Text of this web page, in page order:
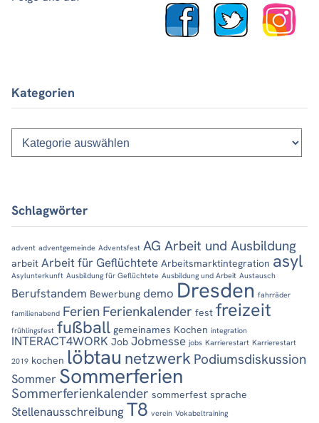
Kategorien
Kategorien
Schlagwörter
advent adventgemeinde Adventsfest AG Arbeit und Ausbildung
arbeit Arbeit für Geflüchtete Arbeitsmarktintegration asyl
Asylunterkunft Ausbildung für Geflüchtete Ausbildung und Arbeit Austausch
Berufstandem Bewerbung demo Dresden fahrräder
familienabend Ferien Ferienkalender fest freizeit
frühlingsfest fußball gemeinames Kochen integration
INTERACT4WORK Job Jobmesse jobs Karrierestart Karrierestart
2019 kochen löbtau netzwerk Podiumsdiskussion
Sommer Sommerferien
Sommerferienkalender sommerfest sprache
Stellenausschreibung T8 verein Vokabeltraining